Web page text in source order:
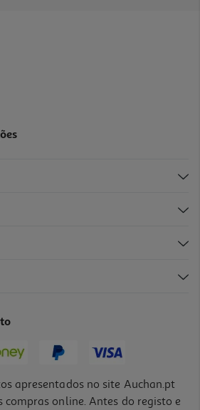
Limpa Estofos 400 Ml
apresentados no site Auchan.pt
compras online. Antes do registo e